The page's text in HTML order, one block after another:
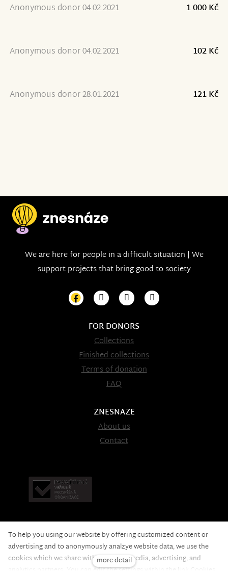
Anonymous donor 04.02.2021 1 000 Kč
Anonymous donor 04.02.2021 102 Kč
Anonymous donor 28.01.2021 121 Kč
We are here for people in a difficult situation | We
support projects that bring good to society
FOR DONORS
Collections
Finished collections
Terms of donation
FAQ
ZNESNAZE
About us
Contact
To help you using our website by offering customized content or
advertising and to anonymously analzye website data, we use the
cookies which we share with our social media, advertising, and
analytics partners. You can edit the settings within the link Cookies
more detail